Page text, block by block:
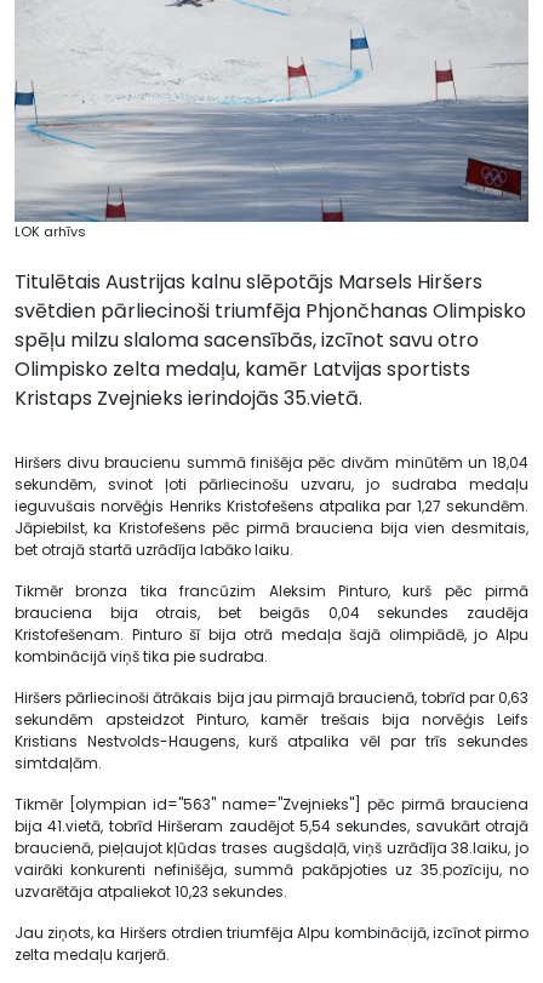
LOK arhīvs
Titulētais Austrijas kalnu slēpotājs Marsels Hiršers
svētdien pārliecinoši triumfēja Phjončhanas Olimpisko
spēļu milzu slaloma sacensībās, izcīnot savu otro
Olimpisko zelta medaļu, kamēr Latvijas sportists
Kristaps Zvejnieks ierindojās 35.vietā.
Hiršers divu braucienu summā finišēja pēc divām minūtēm un 18,04
sekundēm, svinot ļoti pārliecinošu uzvaru, jo sudraba medaļu
ieguvušais norvēģis Henriks Kristofešens atpalika par 1,27 sekundēm.
Jāpiebilst, ka Kristofešens pēc pirmā brauciena bija vien desmitais,
bet otrajā startā uzrādīja labāko laiku.
Tikmēr bronza tika francūzim Aleksim Pinturo, kurš pēc pirmā
brauciena bija otrais, bet beigās 0,04 sekundes zaudēja
Kristofešenam. Pinturo šī bija otrā medaļa šajā olimpiādē, jo Alpu
kombinācijā viņš tika pie sudraba.
Hiršers pārliecinoši ātrākais bija jau pirmajā braucienā, tobrīd par 0,63
sekundēm apsteidzot Pinturo, kamēr trešais bija norvēģis Leifs
Kristians Nestvolds-Haugens, kurš atpalika vēl par trīs sekundes
simtdaļām.
Tikmēr [olympian id="563" name="Zvejnieks"] pēc pirmā brauciena
bija 41.vietā, tobrīd Hiršeram zaudējot 5,54 sekundes, savukārt otrajā
braucienā, pieļaujot kļūdas trases augšdaļā, viņš uzrādīja 38.laiku, jo
vairāki konkurenti nefinišēja, summā pakāpjoties uz 35.pozīciju, no
uzvarētāja atpaliekot 10,23 sekundes.
Jau ziņots, ka Hiršers otrdien triumfēja Alpu kombinācijā, izcīnot pirmo
zelta medaļu karjerā.